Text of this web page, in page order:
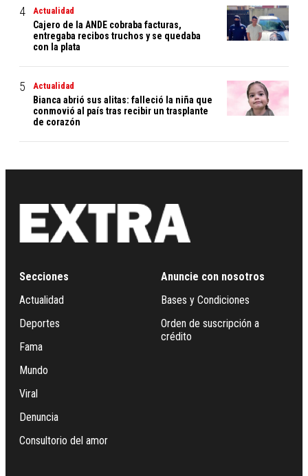
Actualidad
Cajero de la ANDE cobraba facturas,
entregaba recibos truchos y se quedaba
con la plata
Actualidad
Bianca abrió sus alitas: falleció la niña que
conmovió al país tras recibir un trasplante
de corazón
Secciones
Actualidad
Deportes
Fama
Mundo
Viral
Denuncia
Consultorio del amor
Anuncie con nosotros
Bases y Condiciones
Orden de suscripción a
crédito